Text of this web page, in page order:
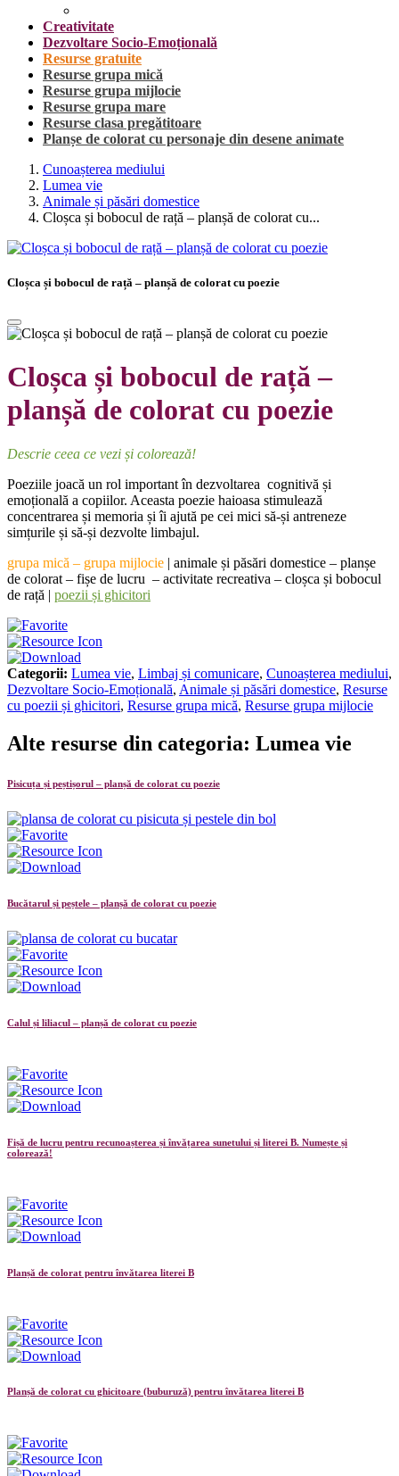
Creativitate
Dezvoltare Socio-Emoțională
Resurse gratuite
Resurse grupa mică
Resurse grupa mijlocie
Resurse grupa mare
Resurse clasa pregătitoare
Planșe de colorat cu personaje din desene animate
Cunoașterea mediului
Lumea vie
Animale și păsări domestice
Cloșca și bobocul de rață – planșă de colorat cu...
Cloșca și bobocul de rață – planșă de colorat cu poezie
Cloșca și bobocul de rață –
planșă de colorat cu poezie
Descrie ceea ce vezi și colorează!
Poeziile joacă un rol important în dezvoltarea cognitivă și
emoțională a copiilor. Aceasta poezie haioasa stimulează
concentrarea și memoria și îi ajută pe cei mici să-și antreneze
simțurile și să-și dezvolte limbajul.
grupa mică – grupa mijlocie | animale și păsări domestice – planșe
de colorat – fișe de lucru – activitate recreativa – cloșca și bobocul
de rață | poezii și ghicitori
Categorii: Lumea vie, Limbaj și comunicare, Cunoașterea mediului,
Dezvoltare Socio-Emoțională, Animale și păsări domestice, Resurse
cu poezii și ghicitori, Resurse grupa mică, Resurse grupa mijlocie
Alte resurse din categoria: Lumea vie
Pisicuța și peștișorul – planșă de colorat cu poezie
Bucătarul și peștele – planșă de colorat cu poezie
Calul și liliacul – planșă de colorat cu poezie
Fișă de lucru pentru recunoașterea și învățarea sunetului și literei B. Numește și
colorează!
Planșă de colorat pentru învătarea literei B
Planșă de colorat cu ghicitoare (buburuză) pentru învătarea literei B